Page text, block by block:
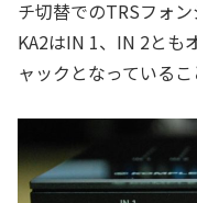
チ切替でのTRSフォン
KA2はIN 1、IN 2とも
ャックとなっているこ